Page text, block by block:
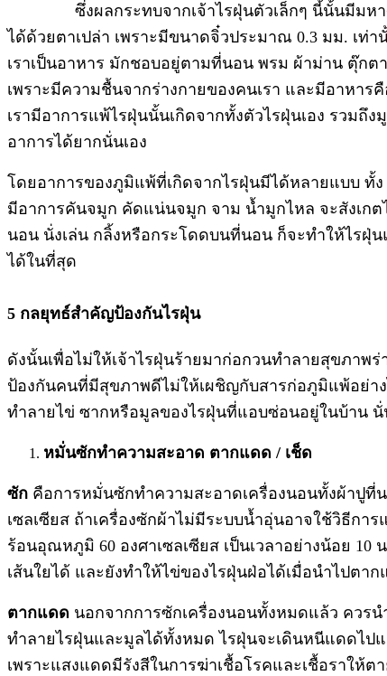
ซึ่งผลกระทบจากเจ้าไรฝุ่นตัวเล็กๆ นี้นั้นมีมหาศาล
ได้ด้วยตาเปล่า เพราะมีขนาดจิ๋วประมาณ 0.3 มม. เท่
เราเป็นอาหาร มักชอบอยู่ตามที่นอน พรม ผ้าม่าน ตุ๊ก
เพราะมีความชื้นจากร่างกายของคนเรา และมีอาหา
เรามีอาการแพ้ไรฝุ่นนั้นเกิดจากทั้งตัวไรฝุ่นเอง รวม
อาการได้ยากนั่นเอง
โดยอาการของภูมิแพ้ที่เกิดจากไรฝุ่นมีได้หลายแบบ
มีอาการคันจมูก คัดแน่นจมูก จาม น้ำมูกไหล จะสังเกต
นอน นั่งเล่น กลิ้งหรือกระโดดบนที่นอน ก็จะทำให้ไรฝุ่
ได้ในที่สุด
5 กลยุทธ์สำคัญป้องกันไรฝุ่น
ดังนั้นเพื่อไม่ให้เจ้าไรฝุ่นร้ายมาก่อกวนทำลายสุขภาพ
ป้องกันคนที่มีสุขภาพดีไม่ให้เผชิญกับสารก่อภูมิแพ้อย่า
ทำลายไข่ ซากหรือมูลของไรฝุ่นที่แอบซ่อนอยู่ในบ้าน
หมั่นซักทำความสะอาด ตากแดด / เช็ด
ซัก คือการหมั่นซักทำความสะอาดเครื่องนอนทั้งผ้าปูที่
เซลเซียส ถ้าเครื่องซักผ้าไม่มีระบบน้ำอุ่นอาจใช้วิธีก
ร้อนอุณหภูมิ 60 องศาเซลเซียส เป็นเวลาอย่างน้อย
เส้นใยได้ และยังทำให้ไข่ของไรฝุ่นฝ่อได้เมื่อนำไปตาก
ตากแดด นอกจากการซักเครื่องนอนทั้งหมดแล้ว ควร
ทำลายไรฝุ่นและมูลได้ทั้งหมด ไรฝุ่นจะเดินหนีแดดไ
เพราะแสงแดดมีรังสีในการฆ่าเชื้อโรคและเชื้อราให้